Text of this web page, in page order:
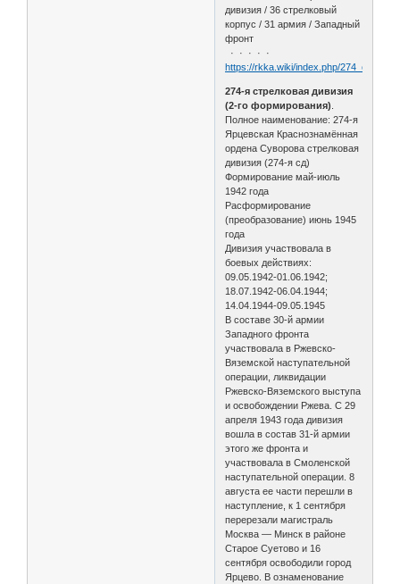
дивизия / 36 стрелковый
корпус / 31 армия / Западный
фронт
· · · · ·
https://rkka.wiki/index.php/
274-я стрелковая дивизия
(2-го формирования).
Полное наименование: 274-я
Ярцевская Краснознамённая
ордена Суворова стрелковая
дивизия (274-я сд)
Формирование май-июль
1942 года
Расформирование
(преобразование) июнь 1945
года
Дивизия участвовала в
боевых действиях:
09.05.1942-01.06.1942;
18.07.1942-06.04.1944;
14.04.1944-09.05.1945
В составе 30-й армии
Западного фронта
участвовала в Ржевско-
Вяземской наступательной
операции, ликвидации
Ржевско-Вяземского выступа
и освобождении Ржева. С 29
апреля 1943 года дивизия
вошла в состав 31-й армии
этого же фронта и
участвовала в Смоленской
наступательной операции. 8
августа ее части перешли в
наступление, к 1 сентября
перерезали магистраль
Москва — Минск в районе
Старое Суетово и 16
сентября освободили город
Ярцево. В ознаменование